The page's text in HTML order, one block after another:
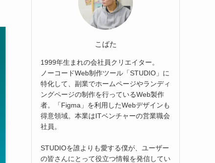
こばた
1999年生まれの会社員クリエイター。
ノーコードWeb制作ツール「STUDIO」に
特化して、副業でホームページやランディ
ングページの制作を行っているWeb製作
者。「Figma」を利用したWebデザインも
得意領域。本業はITベンチャーの営業職会
社員。
STUDIOを誰よりも愛する僕が、ユーザー
の皆さんにとって役立つ情報を発信してい